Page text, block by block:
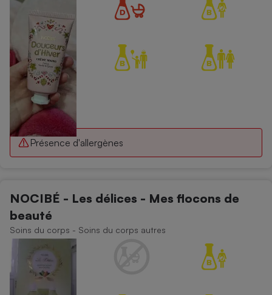
Présence d'allergènes
NOCIBÉ - Les délices - Mes flocons de
beauté
Soins du corps - Soins du corps autres